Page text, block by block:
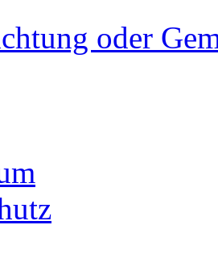
oder